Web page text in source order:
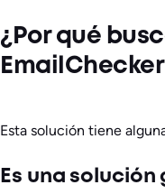
¿Por qué
Esta solución tiene
Es una